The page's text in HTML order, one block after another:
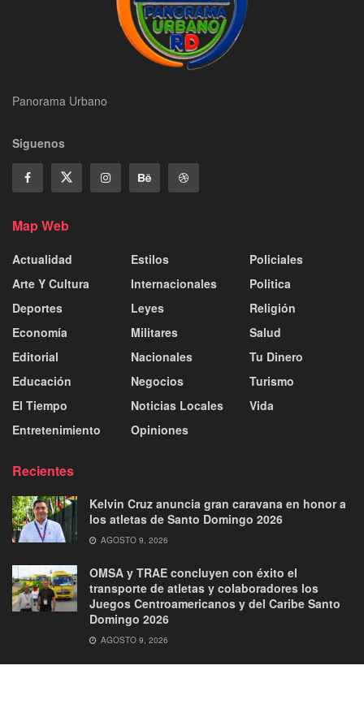
Panorama Urbano
Siguenos
Map Web
Actualidad
Arte Y Cultura
Deportes
Economía
Editorial
Educación
El Tiempo
Entretenimiento
Estilos
Internacionales
Leyes
Militares
Nacionales
Negocios
Noticias Locales
Opiniones
Policiales
Politica
Religión
Salud
Tu Dinero
Turismo
Vida
Recientes
Kelvin Cruz anuncia gran caravana en honor a
los atletas de Santo Domingo 2026
AGOSTO 9, 2026
OMSA y TRAE concluyen con éxito el
transporte de atletas y colaboradores los
Juegos Centroamericanos y del Caribe Santo
Domingo 2026
AGOSTO 9, 2026